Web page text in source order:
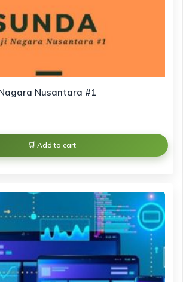
Nusantara #1
Add to cart